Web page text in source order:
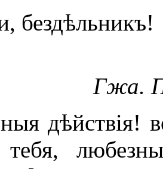
бездѣльникъ!
Гжа.
дѣйствія!
тебя,